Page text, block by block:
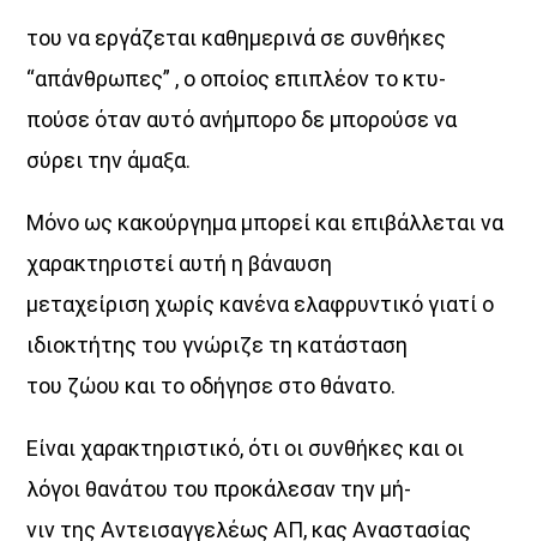
Μια Θάλασσα Τραγούδια
Title:Νησιώτικη μουσική και …σαλπάρουμε με τον Aegean
Voice σε...«Μια θάλασσα τραγούδια»!
Η Κατερίνα Φακίνου ταξιδεύει τους ακροατές από νησί σε
τραγούδια που …γεμίζουν τα ερτζιανά με βιολί, λαούτο,
και τηναλμύρα της θάλασσας!Ταξίδεψε σε …«Μια θάλασσα
107,5
του να εργάζεται καθημερινά σε συνθήκες
“απάνθρωπες” , ο οποίος επιπλέον το κτυ-
πούσε όταν αυτό ανήμπορο δε μπορούσε να
σύρει την άμαξα.
Μόνο ως κακούργημα μπορεί και επιβάλλεται να
χαρακτηριστεί αυτή η βάναυση
μεταχείριση χωρίς κανένα ελαφρυντικό γιατί ο
ιδιοκτήτης του γνώριζε τη κατάσταση
του ζώου και το οδήγησε στο θάνατο.
Είναι χαρακτηριστικό, ότι οι συνθήκες και οι
λόγοι θανάτου του προκάλεσαν την μή-
νιν της Αντεισαγγελέως ΑΠ, κας Αναστασίας